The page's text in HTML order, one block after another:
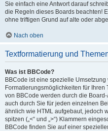
Sie einfach eine Antwort darauf
die Regeln dieses Boards beachten!
ohne triftigen Grund auf alte oder
Nach oben
Textformatierung und
Was ist BBCode?
BBCode ist eine spezielle
Formatierungsmöglichkeiten für Ihren
von BBCode werden durch die
auch durch Sie für jeden einzelnen
ähnlich wie HTML aufgebaut, jedoch
spitzen („<“ und „>“) Klammern
BBCode finden Sie auf einer